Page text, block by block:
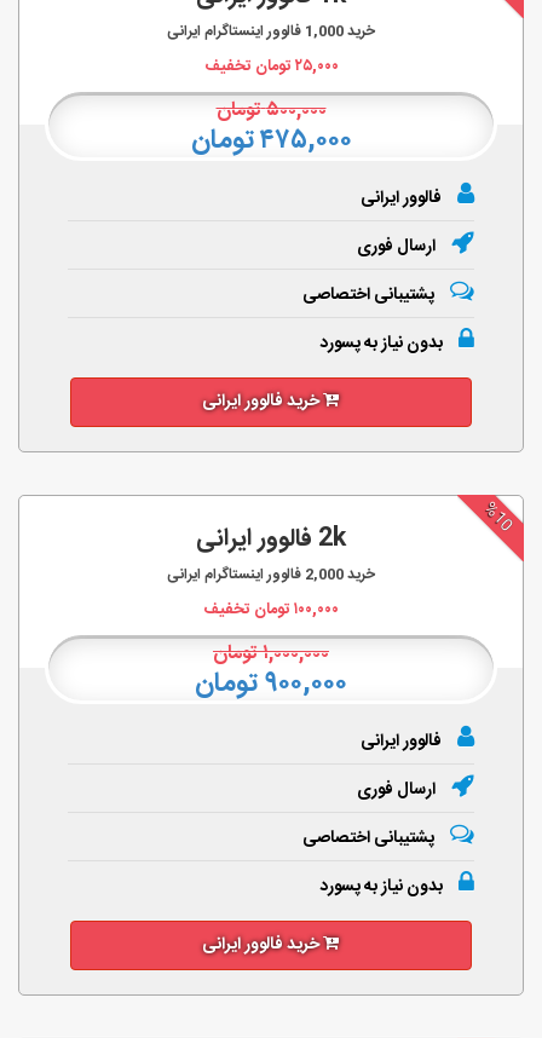
خرید1,000 فالوور اینستاگرام ایرانی
۲۵,۰۰۰تومان تخفیف
۵۰۰,۰۰۰تومان
۴۷۵,۰۰۰ تومان
فالوور ایرانی
ارسال فوری
پشتیبانی اختصاصی
بدون نیاز به پسورد
خرید فالوور ایرانی
%10
2k فالوور ایرانی
خرید2,000 فالوور اینستاگرام ایرانی
۱۰۰,۰۰۰تومان تخفیف
۱,۰۰۰,۰۰۰تومان
۹۰۰,۰۰۰ تومان
فالوور ایرانی
ارسال فوری
پشتیبانی اختصاصی
بدون نیاز به پسورد
خرید فالوور ایرانی